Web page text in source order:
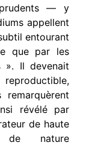
— y
appellent
entourant
que par les
». Il devenait
remarquèrent
révélé par
de haute
nature